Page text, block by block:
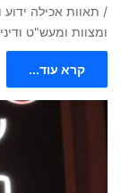
/ תאוות אכילה
ומצוות ומעש"ט
קרא עוד...